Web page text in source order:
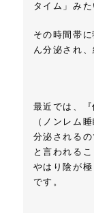
タイム」み
その時間帯
ん分泌され
最近では、
（ノンレム
分泌される
と言われる
やはり陰が
です。